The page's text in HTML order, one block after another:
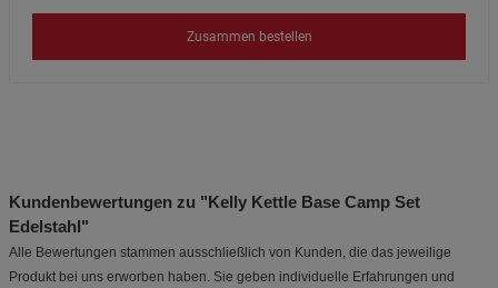
Zusammen bestellen
Kundenbewertungen zu "Kelly Kettle Base Camp Set
Edelstahl"
Alle Bewertungen stammen ausschließlich von Kunden, die das jeweilige
Produkt bei uns erworben haben. Sie geben individuelle Erfahrungen und